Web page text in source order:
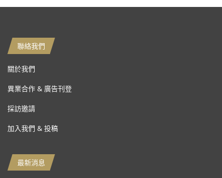
聯絡我們
關於我們
異業合作 & 廣告刊登
採訪邀請
加入我們 & 投稿
最新消息